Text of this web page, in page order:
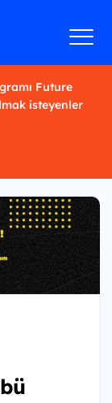
Future
isteyenler